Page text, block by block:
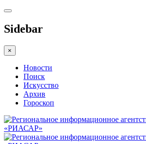
Sidebar
×
Новости
Поиск
Искусство
Архив
Гороскоп